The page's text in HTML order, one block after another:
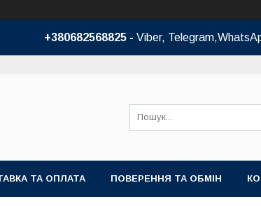
+380682568825 - Viber,
ТА ОПЛАТА ПОВЕРЕННЯ ТА ОБМІН